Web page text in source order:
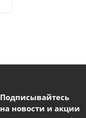
Подписывайтесь
на новости и акции